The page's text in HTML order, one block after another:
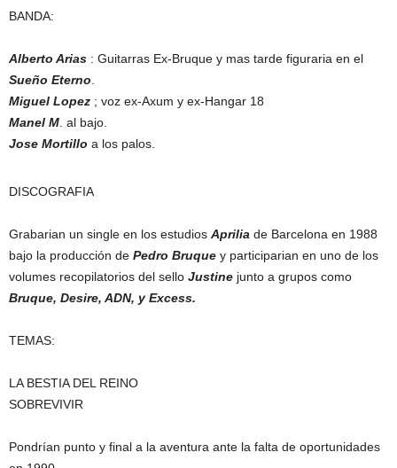
BANDA:
Alberto Arias : Guitarras Ex-Bruque y mas tarde figuraria en el
Sueño Eterno
Miguel Lopez ; voz ex-Axum y ex-Hangar 18
Manel M . al bajo.
Jose Mortillo a los palos.
DISCOGRAFIA
Grabarian un single en los estudios Aprilia de Barcelona en 1988
bajo la producción de Pedro Bruque y participarian en uno de los
volumes recopilatorios del sello Justine junto a grupos como
Bruque, Desire, ADN, y Excess.
TEMAS:
LA BESTIA DEL REINO
SOBREVIVIR
Pondrían punto y final a la aventura ante la falta de oportunidades